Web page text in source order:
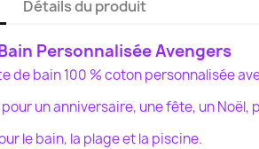
Détails du produit
Personnalisée Avengers
de bain 100 % coton personnalisée
un anniversaire, une fête, unNoël,
le bain, la plage et la piscine.